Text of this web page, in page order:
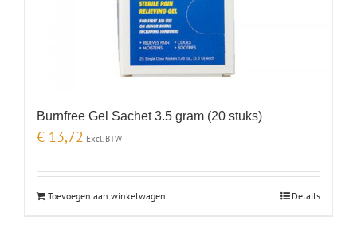
Burnfree Gel Sachet 3.5 gram (20 stuks)
€ 13,72 Excl. BTW
Toevoegen aan winkelwagen Details